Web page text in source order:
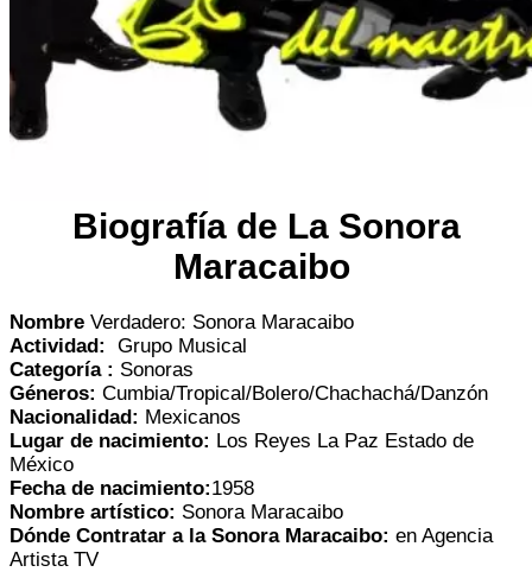
Biografía de La Sonora
Maracaibo
Nombre Verdadero: Sonora Maracaibo
Actividad: Grupo Musical
Categoría : Sonoras
Géneros: Cumbia/Tropical/Bolero/Chachachá/Danzón
Nacionalidad: Mexicanos
Lugar de nacimiento: Los Reyes La Paz Estado de
México
Fecha de nacimiento:1958
Nombre artístico: Sonora Maracaibo
Dónde Contratar a la Sonora Maracaibo: en Agencia
Artista TV